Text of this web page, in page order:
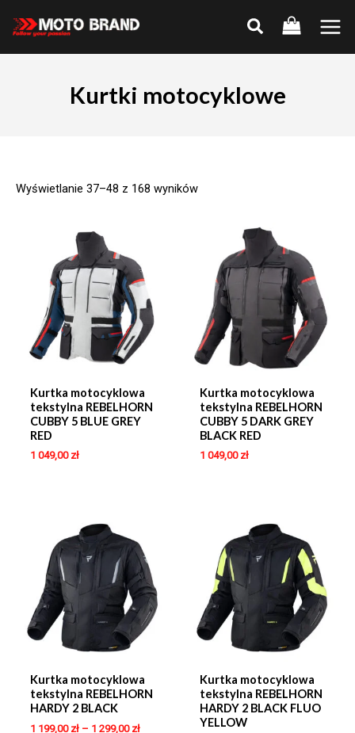
Main
Kurtki motocyklowe
Wyświetlanie 37–48 z 168 wyników
Kurtka motocyklowa
tekstylna REBELHORN
CUBBY 5 BLUE GREY
RED
1 049,00 zł
Kurtka motocyklowa
tekstylna REBELHORN
CUBBY 5 DARK GREY
BLACK RED
1 049,00 zł
Kurtka motocyklowa
tekstylna REBELHORN
HARDY 2 BLACK
1 199,00 zł– 1 299,00 zł
Kurtka motocyklowa
tekstylna REBELHORN
HARDY 2 BLACK FLUO
YELLOW